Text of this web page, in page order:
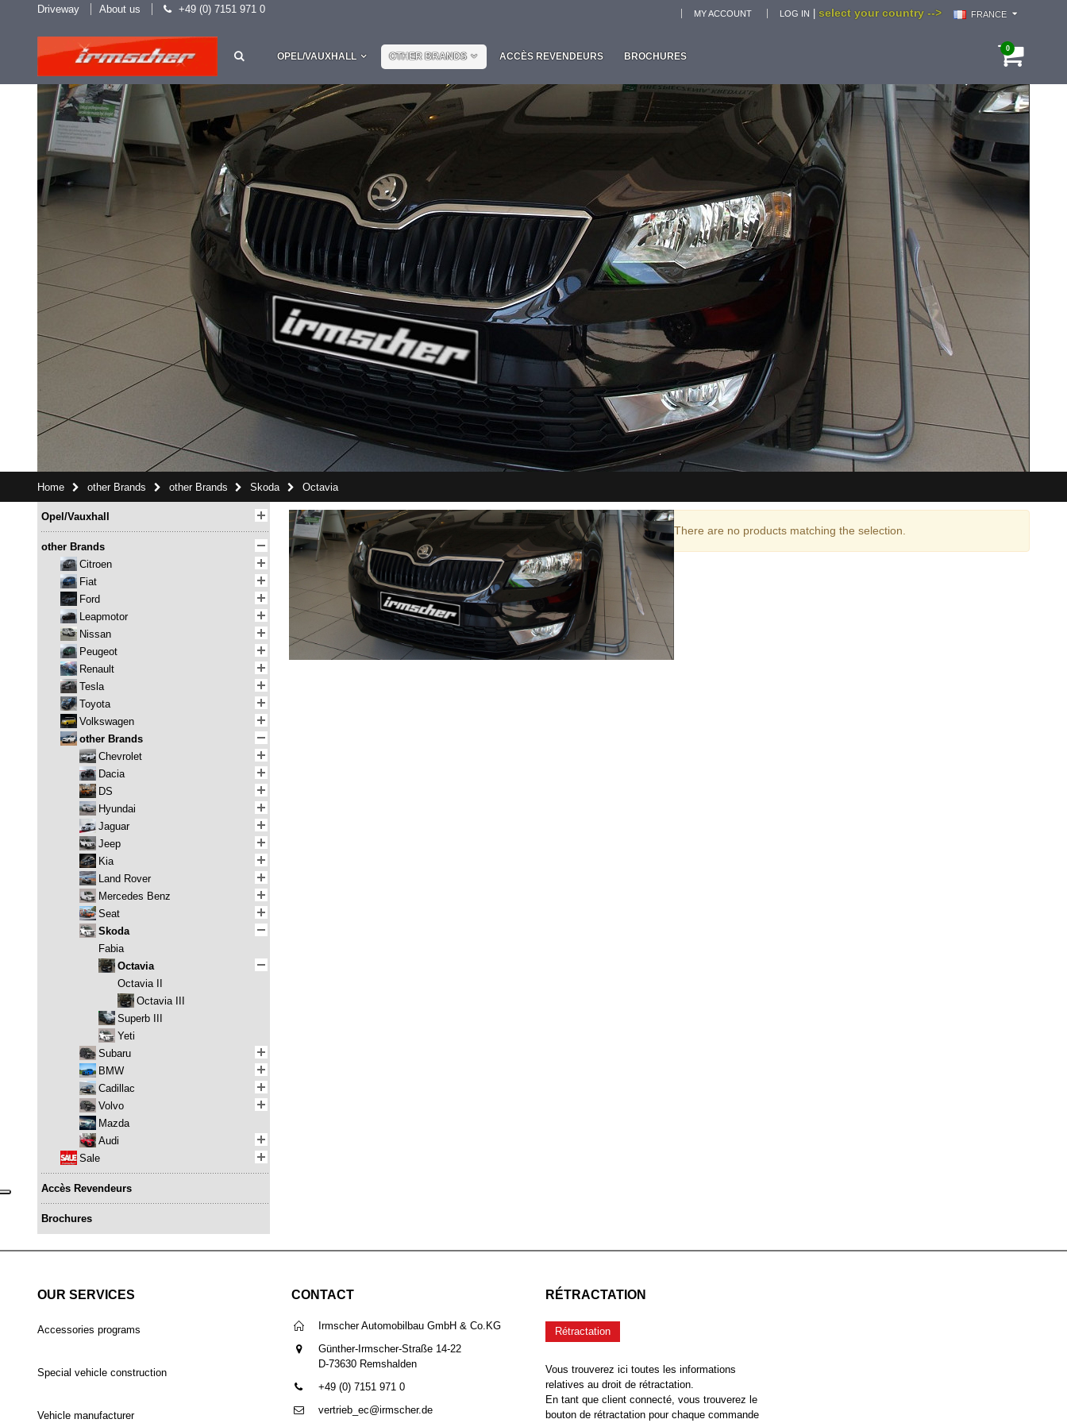
Driveway About us +49 (0) 7151 971 0 select your country --> FRANCE
MY ACCOUNT LOG IN
0
OPEL/VAUXHALL OTHER BRANDS ACCÈS REVENDEURS BROCHURES
Home other Brands other Brands Skoda Octavia
There are no products matching the selection.
Opel/Vauxhall
other Brands
Citroen
Fiat
Ford
Leapmotor
Nissan
Peugeot
Renault
Tesla
Toyota
Volkswagen
other Brands
Chevrolet
Dacia
DS
Hyundai
Jaguar
Jeep
Kia
Land Rover
Mercedes Benz
Seat
Skoda
Fabia
Octavia
Octavia II
Octavia III
Superb III
Yeti
Subaru
BMW
Cadillac
Volvo
Mazda
Audi
Sale
Accès Revendeurs
Brochures
OUR SERVICES
Accessories programs
Special vehicle construction
Vehicle manufacturer
CONTACT
Irmscher Automobilbau GmbH & Co.KG
Günther-Irmscher-Straße 14-22
D-73630 Remshalden
+49 (0) 7151 971 0
vertrieb_ec@irmscher.de
RÉTRACTATION
Rétractation
Vous trouverez ici toutes les informations
relatives au droit de rétractation.
En tant que client connecté, vous trouverez le
bouton de rétractation pour chaque commande